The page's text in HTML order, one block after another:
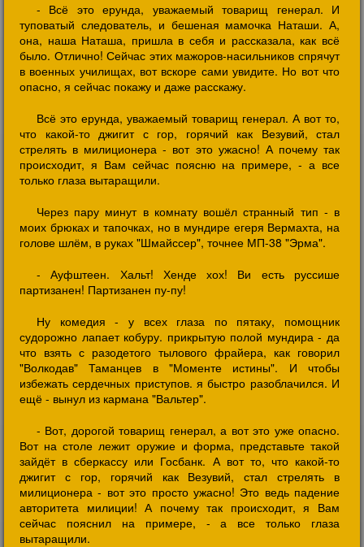
- Всё это ерунда, уважаемый товарищ генерал. И
туповатый следователь, и бешеная мамочка Наташи. А,
она, наша Наташа, пришла в себя и рассказала, как всё
было. Отлично! Сейчас этих мажоров-насильников спрячут
в военных училищах, вот вскоре сами увидите. Но вот что
опасно, я сейчас покажу и даже расскажу.
Всё это ерунда, уважаемый товарищ генерал. А вот то,
что какой-то джигит с гор, горячий как Везувий, стал
стрелять в милиционера - вот это ужасно! А почему так
происходит, я Вам сейчас поясню на примере, - а все
только глаза вытаращили.
Через пару минут в комнату вошёл странный тип - в
моих брюках и тапочках, но в мундире егеря Вермахта, на
голове шлём, в руках "Шмайссер", точнее МП-38 "Эрма".
- Ауфштеен. Хальт! Хенде хох! Ви есть руссише
партизанен! Партизанен пу-пу!
Ну комедия - у всех глаза по пятаку, помощник
судорожно лапает кобуру. прикрытую полой мундира - да
что взять с разодетого тылового фрайера, как говорил
"Волкодав" Таманцев в "Моменте истины". И чтобы
избежать сердечных приступов. я быстро разоблачился. И
ещё - вынул из кармана "Вальтер".
- Вот, дорогой товарищ генерал, а вот это уже опасно.
Вот на столе лежит оружие и форма, представьте такой
зайдёт в сберкассу или Госбанк. А вот то, что какой-то
джигит с гор, горячий как Везувий, стал стрелять в
милиционера - вот это просто ужасно! Это ведь падение
авторитета милиции! А почему так происходит, я Вам
сейчас пояснил на примере, - а все только глаза
вытаращили.